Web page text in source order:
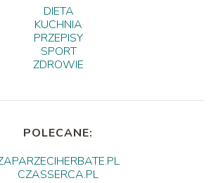
DIETA
KUCHNIA
PRZEPISY
SPORT
ZDROWIE
POLECANE:
CZASSERCA.PL